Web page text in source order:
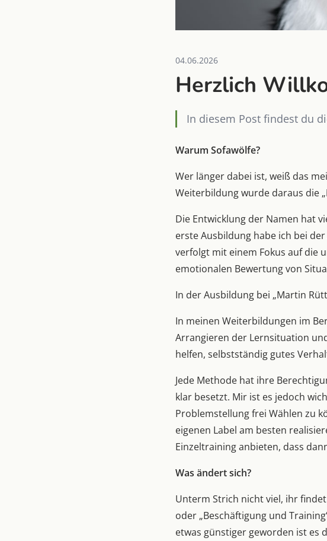
04.06.2026
Herzlich
In diesem Post findest du
Warum Sofawölfe?
Wer länger dabei ist, weiß das
Weiterbildung wurde daraus die
Die Entwicklung der Namen hat
erste Ausbildung habe ich bei
verfolgt mit einem Fokus auf die
emotionalen Bewertung von
In der Ausbildung bei „Martin
In meinen Weiterbildungen im
Arrangieren der Lernsituation
helfen, selbstständig gutes
Jede Methode hat ihre
klar besetzt. Mir ist es jedoch
Problemstellung frei Wählen zu
eigenen Label am besten
Einzeltraining anbieten, dass
Was ändert sich?
Unterm Strich nicht viel, ihr
oder „Beschäftigung und
etwas günstiger geworden ist es